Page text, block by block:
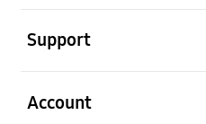
Support
Account